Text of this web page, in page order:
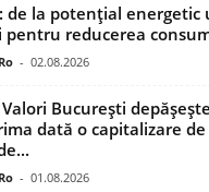
de la potențial energetic
pentru reducerea
- 02.08.2026
București depășește
dată o capitalizare de
- 01.08.2026